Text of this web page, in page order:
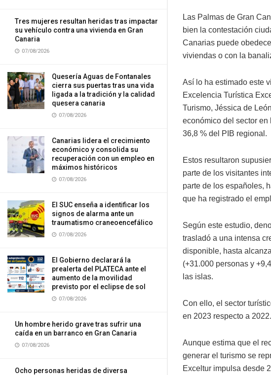
Tres mujeres resultan heridas tras impactar
su vehículo contra una vivienda en Gran
Canaria
07/08/2026
Quesería Aguas de Fontanales
cierra sus puertas tras una vida
ligada a la tradición y la calidad
quesera canaria
07/08/2026
Canarias lidera el crecimiento
económico y consolida su
recuperación con un empleo en
máximos históricos
07/08/2026
El SUC enseña a identificar los
signos de alarma ante un
traumatismo craneoencefálico
07/08/2026
El Gobierno declarará la
prealerta del PLATECA ante el
aumento de la movilidad
previsto por el eclipse de sol
07/08/2026
Un hombre herido grave tras sufrir una
caída en un barranco en Gran Canaria
07/08/2026
Ocho personas heridas de diversa
Las Palmas de Gran
bien la contestación
Canarias puede
viviendas o con la
Así lo ha estimado este
Excelencia Turística
Turismo, Jéssica de
económico del sector en
36,8 % del PIB regional.
Estos resultaron
parte de los visitantes
parte de los españoles,
que ha registrado el
Según este estudio,
trasladó a una intensa
disponible, hasta
(+31.000 personas y
las islas.
Con ello, el sector
en 2023 respecto a 2022.
Aunque estima que el
generar el turismo se
Exceltur impulsa desde